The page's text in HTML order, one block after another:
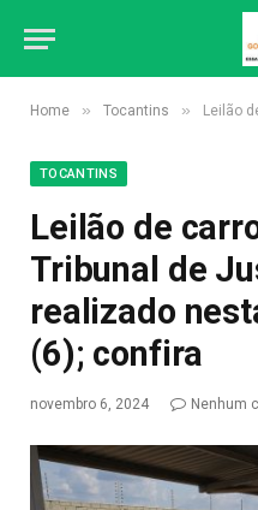
Home » Tocantins » Leilão de
TOCANTINS
Leilão de
Tribunal de
realizado
(6); confira
novembro 6, 2024 Nenhum